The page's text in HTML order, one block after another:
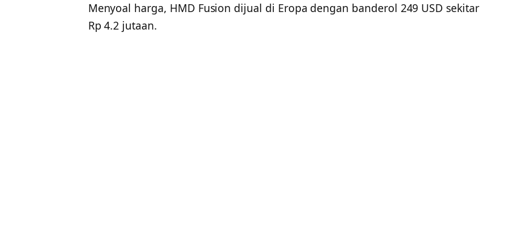
Menyoal harga, HMD Fusion dijual di Eropa dengan banderol 249 USD sekitar
Rp 4.2 jutaan.